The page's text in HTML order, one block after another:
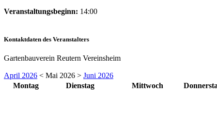
Veranstaltungsbeginn: 14:00
Kontaktdaten des Veranstalters
Gartenbauverein Reutern Vereinsheim
April 2026 < Mai 2026 > Juni 2026
Montag
Dienstag Mittwoch